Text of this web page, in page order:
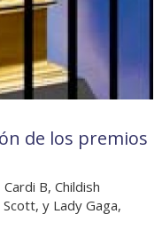
de los premios
B, Childish
y Lady Gaga,